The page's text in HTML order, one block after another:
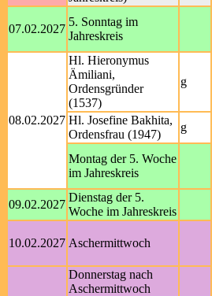
07.02.2027
5. Sonntag im
Jahreskreis
08.02.2027
Hl. Hieronymus
Ämiliani,
Ordensgründer
(1537)
g
Hl. Josefine Bakhita,
Ordensfrau (1947)
g
Montag der 5. Woche
im Jahreskreis
09.02.2027
Dienstag der 5.
Woche im Jahreskreis
10.02.2027 Aschermittwoch
Donnerstag nach
Aschermittwoch